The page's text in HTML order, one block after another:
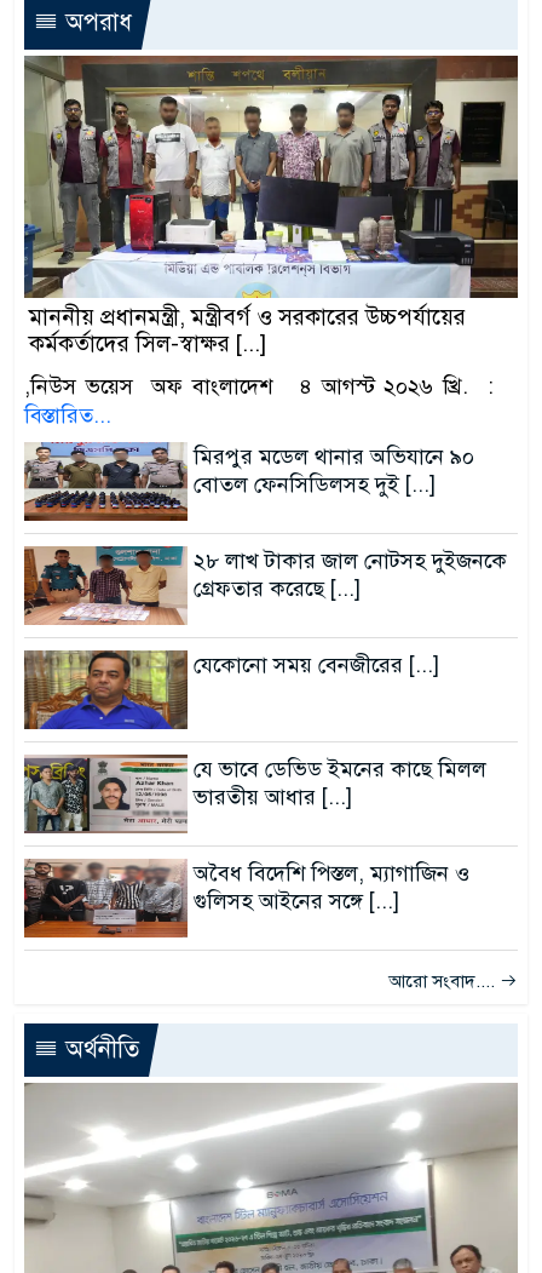
অপরাধ
মাননীয় প্রধানমন্ত্রী, মন্ত্রীবর্গ ও সরকারের উচ্চপর্যায়ের
কর্মকর্তাদের সিল-স্বাক্ষর [...]
,নিউস ভয়েস অফ বাংলাদেশ ৪ আগস্ট ২০২৬ খ্রি. :
বিস্তারিত...
মিরপুর মডেল থানার অভিযানে ৯০
বোতল ফেনসিডিলসহ দুই [...]
২৮ লাখ টাকার জাল নোটসহ দুইজনকে
গ্রেফতার করেছে [...]
যেকোনো সময় বেনজীরের [...]
যে ভাবে ডেভিড ইমনের কাছে মিলল
ভারতীয় আধার [...]
অবৈধ বিদেশি পিস্তল, ম্যাগাজিন ও
গুলিসহ আইনের সঙ্গে [...]
আরো সংবাদ....
অর্থনীতি